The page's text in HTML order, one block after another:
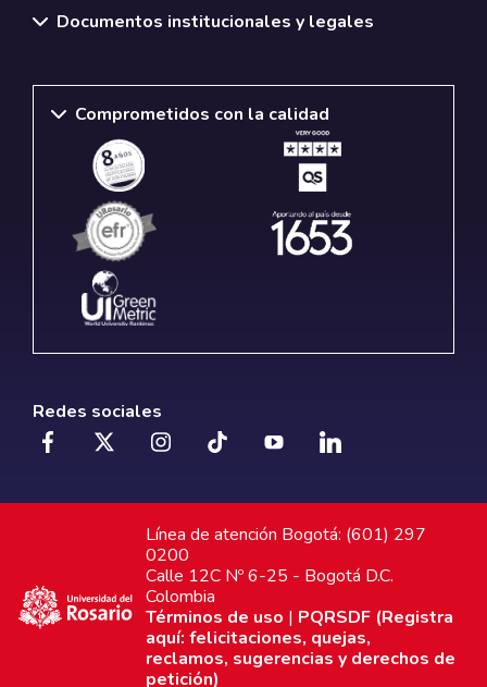
Documentos institucionales y legales
Comprometidos con la calidad
Redes sociales
Línea de atención Bogotá: (601) 297
0200
Calle 12C Nº 6-25 - Bogotá D.C.
Colombia
Términos de uso | PQRSDF (Registra
aquí: felicitaciones, quejas,
reclamos, sugerencias y derechos de
petición)